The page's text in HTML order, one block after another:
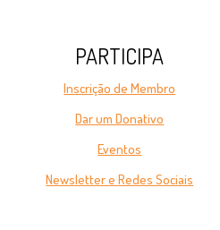
PARTICIPA
Inscrição de Membro
Dar um Donativo
Eventos
Newsletter e Redes Sociais